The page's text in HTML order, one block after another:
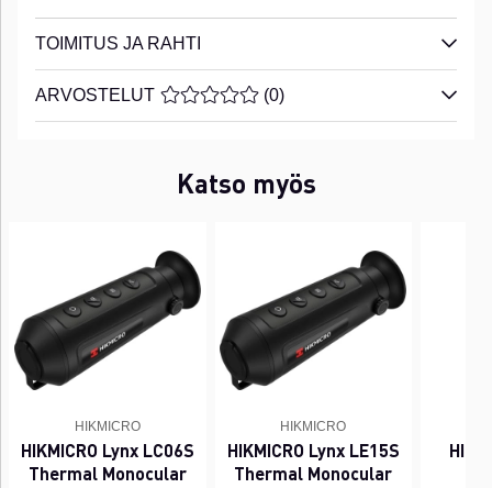
TOIMITUS JA RAHTI
ARVOSTELUT KESKIARVOLUOKITUS 0 / 5
(0)
Katso myös
HIKMICRO
HIKMICRO Lynx LC06S
Thermal Monocular
HIKMICRO
HIKMICRO Lynx LE15S
Thermal Monocular